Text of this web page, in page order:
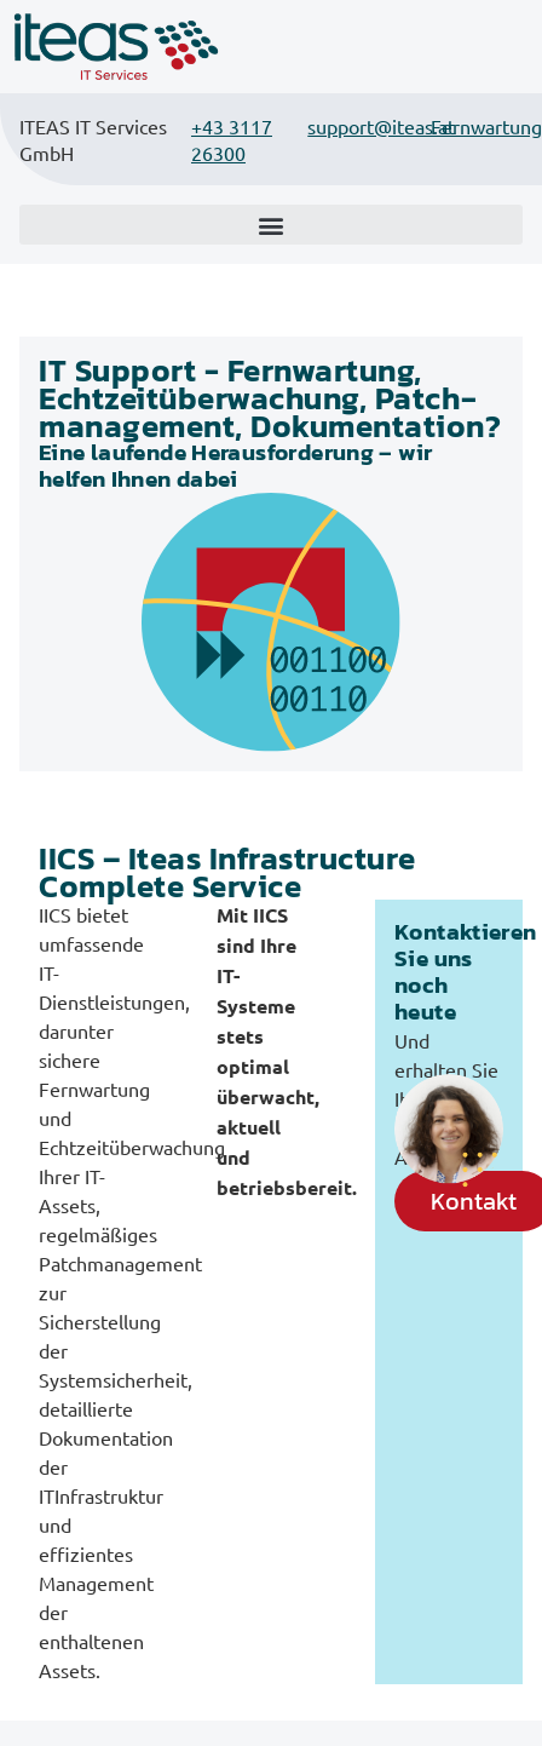
ITEAS IT Services
GmbH
+43 3117
26300
support@iteas.atFernwartung
IT Support - Fernwartung,
Echtzeit­überwachung, Patch­
management, Dokumentation?
Eine laufende Herausforderung – wir
helfen Ihnen dabei
IICS – Iteas Infrastructure
Complete Service
IICS bietet
umfassende
IT-
Dienstleistungen,
darunter
sichere
Fernwartung
und
Echtzeitüberwachung
Ihrer IT-
Assets,
regelmäßiges
Patchmanagement
zur
Sicherstellung
der
Systemsicherheit,
detaillierte
Dokumentation
der
ITInfrastruktur
und
effizientes
Management
der
enthaltenen
Assets.
Mit IICS
sind Ihre
IT-
Systeme
stets
optimal
überwacht,
aktuell
und
betriebsbereit.
Kontaktieren
Sie uns
noch
heute
Und
erhalten Sie
Ihr
individuelles
Angebot!
Kontakt